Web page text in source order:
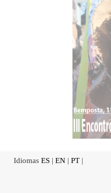
Idiomas ES | EN | PT |